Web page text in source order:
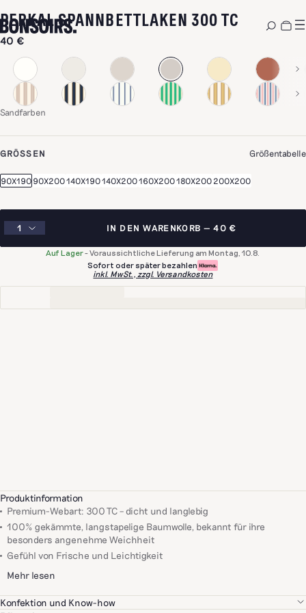
PERKAL SPANNBETTLAKEN 300 TC
40 €
Sandfarben
GRÖSSEN Größentabelle
90X190 90X200140X190140X200160X200180X200 200X200
IN DEN WARENKORB 40 €
Auf Lager-Voraussichtliche Lieferung am Montag, 10.8.
Sofort oder später bezahlen
inkl. MwSt., zzgl. Versandkosten
Produktinformation
Premium-Webart: 300 TC – dicht und langlebig
100% gekämmte, langstapelige Baumwolle, bekannt für ihre
besonders angenehme Weichheit
Gefühl von Frische und Leichtigkeit
Mehr lesen
Konfektion und Know-how